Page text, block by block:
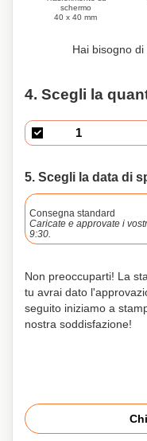
schermo
40 x 40 mm
Hai bisogno di
4. Scegli la
5. Scegli la data di
Consegna standard
Caricate e approvate i
9:30.
Non preoccuparti! La
tu avrai dato
seguito iniziamo a
nostra soddisfazione!